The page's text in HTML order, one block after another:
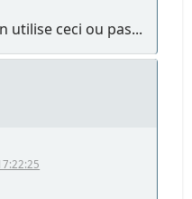
utilise ceci ou pas...